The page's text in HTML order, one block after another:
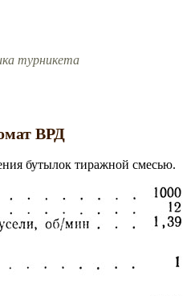
турникета
ВРД
бутылок тиражной смесью.